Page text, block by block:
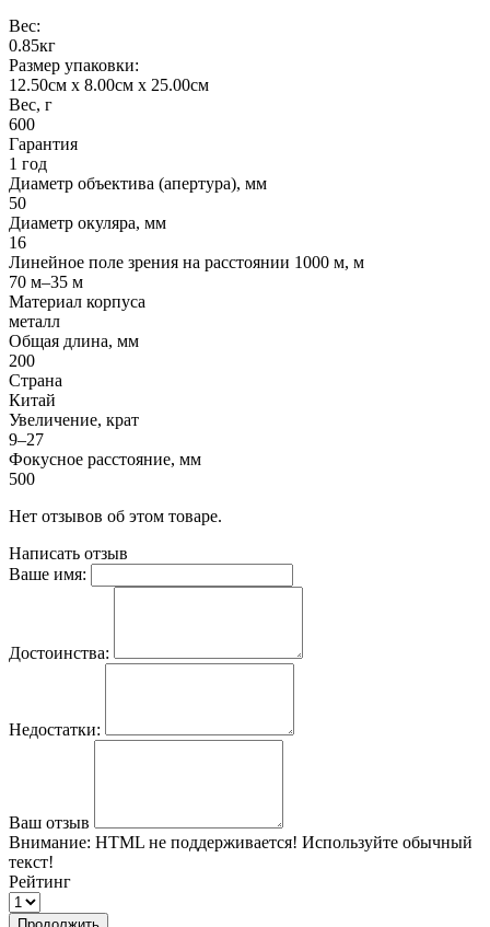
Вес:
0.85кг
Размер упаковки:
12.50см x 8.00см x 25.00см
Вес, г
600
Гарантия
1 год
Диаметр объектива (апертура), мм
50
Диаметр окуляра, мм
16
Линейное поле зрения на расстоянии 1000 м, м
70 м–35 м
Материал корпуса
металл
Общая длина, мм
200
Страна
Китай
Увеличение, крат
9–27
Фокусное расстояние, мм
500
Нет отзывов об этом товаре.
Написать отзыв
Ваше имя:
Достоинства:
Недостатки:
Ваш отзыв
Внимание: HTML не поддерживается! Используйте обычный
текст!
Рейтинг